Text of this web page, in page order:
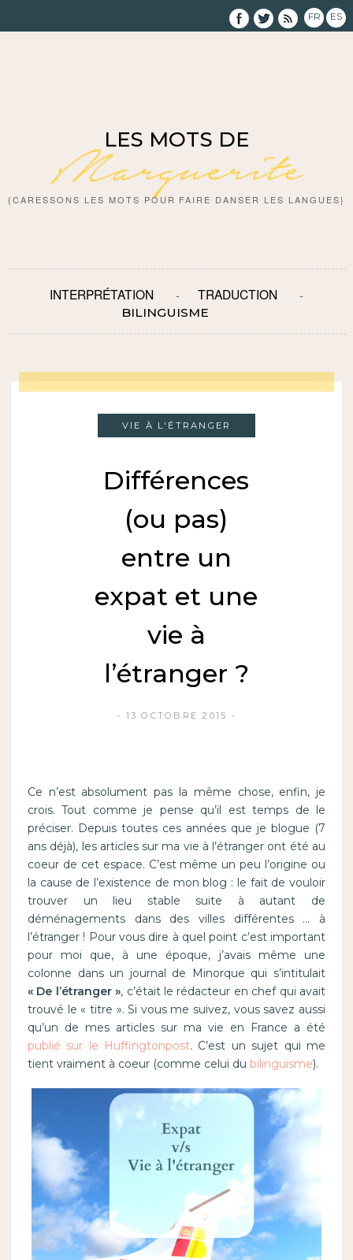
FR ES
LES MOTS DE
Marguerite
{CARESSONS LES MOTS POUR FAIRE DANSER LES LANGUES}
INTERPRÉTATION TRADUCTION
BILINGUISME
VIE À L'ÉTRANGER
Différences
(ou pas)
entre un
expat et une
vie à
l’étranger ?
13 OCTOBRE 2015
Ce n’est absolument pas la même chose, enfin, je
crois. Tout comme je pense qu’il est temps de le
préciser. Depuis toutes ces années que je blogue (7
ans déjà), les articles sur ma vie à l’étranger ont été au
coeur de cet espace. C’est même un peu l’origine ou
la cause de l’existence de mon blog : le fait de vouloir
trouver un lieu stable suite à autant de
déménagements dans des villes différentes … à
l’étranger ! Pour vous dire à quel point c’est important
pour moi que, à une époque, j’avais même une
colonne dans un journal de Minorque qui s’intitulait
« De l’étranger », c’était le rédacteur en chef qui avait
trouvé le « titre ». Si vous me suivez, vous savez aussi
qu’un de mes articles sur ma vie en France a été
publié sur le Huffingtonpost. C’est un sujet qui me
tient vraiment à coeur (comme celui du bilinguisme).